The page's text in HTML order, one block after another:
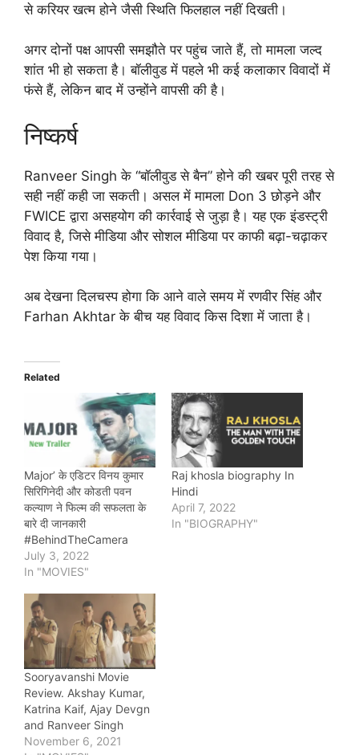
से करियर खत्म होने जैसी स्थिति फिलहाल नहीं दिखती।
अगर दोनों पक्ष आपसी समझौते पर पहुंच जाते हैं, तो मामला जल्द
शांत भी हो सकता है। बॉलीवुड में पहले भी कई कलाकार विवादों में
फंसे हैं, लेकिन बाद में उन्होंने वापसी की है।
निष्कर्ष
Ranveer Singh के “बॉलीवुड से बैन” होने की खबर पूरी तरह से
सही नहीं कही जा सकती। असल में मामला Don 3 छोड़ने और
FWICE द्वारा असहयोग की कार्रवाई से जुड़ा है। यह एक इंडस्ट्री
विवाद है, जिसे मीडिया और सोशल मीडिया पर काफी बढ़ा-चढ़ाकर
पेश किया गया।
अब देखना दिलचस्प होगा कि आने वाले समय में रणवीर सिंह और
Farhan Akhtar के बीच यह विवाद किस दिशा में जाता है।
Related
Major’ के एडिटर विनय कुमार
सिरिगिनेदी और कोडती पवन
कल्याण ने फिल्म की सफलता के
बारे दी जानकारी
#BehindTheCamera
July 3, 2022
In "MOVIES"
Raj khosla biography In
Hindi
April 7, 2022
In "BIOGRAPHY"
Sooryavanshi Movie
Review. Akshay Kumar,
Katrina Kaif, Ajay Devgn
and Ranveer Singh
November 6, 2021